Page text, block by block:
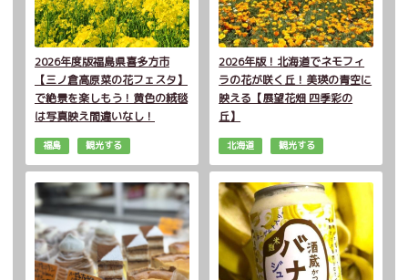
2026年度版福島県喜多方市
【三ノ倉高原菜の花フェスタ】
で絶景を楽しもう！黄色の絨毯
は写真映え間違いなし！
福島 観光する
2026年版！北海道でネモフィ
ラの花が咲く丘！美瑛の青空に
映える【展望花畑 四季彩の
丘】
北海道 観光する